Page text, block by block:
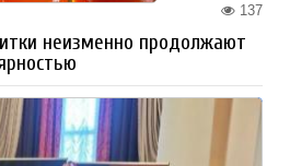
137
неизменно продолжают